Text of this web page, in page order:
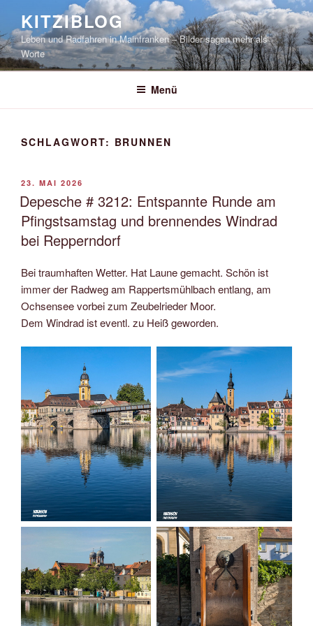
springen
KITZIBLOG
Leben und Radfahren in Mainfranken – Bilder sagen mehr als
Worte
Menü
SCHLAGWORT: BRUNNEN
VERÖFFENTLICHT
AM
23. MAI 2026
Depesche # 3212: Entspannte Runde am
Pfingstsamstag und brennendes Windrad
bei Repperndorf
Bei traumhaften Wetter. Hat Laune gemacht. Schön ist
immer der Radweg am Rappertsmühlbach entlang, am
Ochsensee vorbei zum Zeubelrieder Moor.
Dem Windrad ist eventl. zu Heiß geworden.